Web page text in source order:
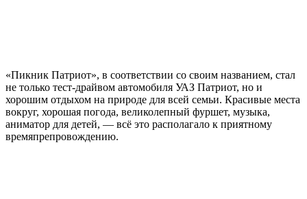
«Пикник Патриот», в соответствии со своим названием, стал
не только тест-драйвом автомобиля УАЗ Патриот, но и
хорошим отдыхом на природе для всей семьи. Красивые места
вокруг, хорошая погода, великолепный фуршет, музыка,
аниматор для детей, — всё это располагало к приятному
времяпрепровождению.